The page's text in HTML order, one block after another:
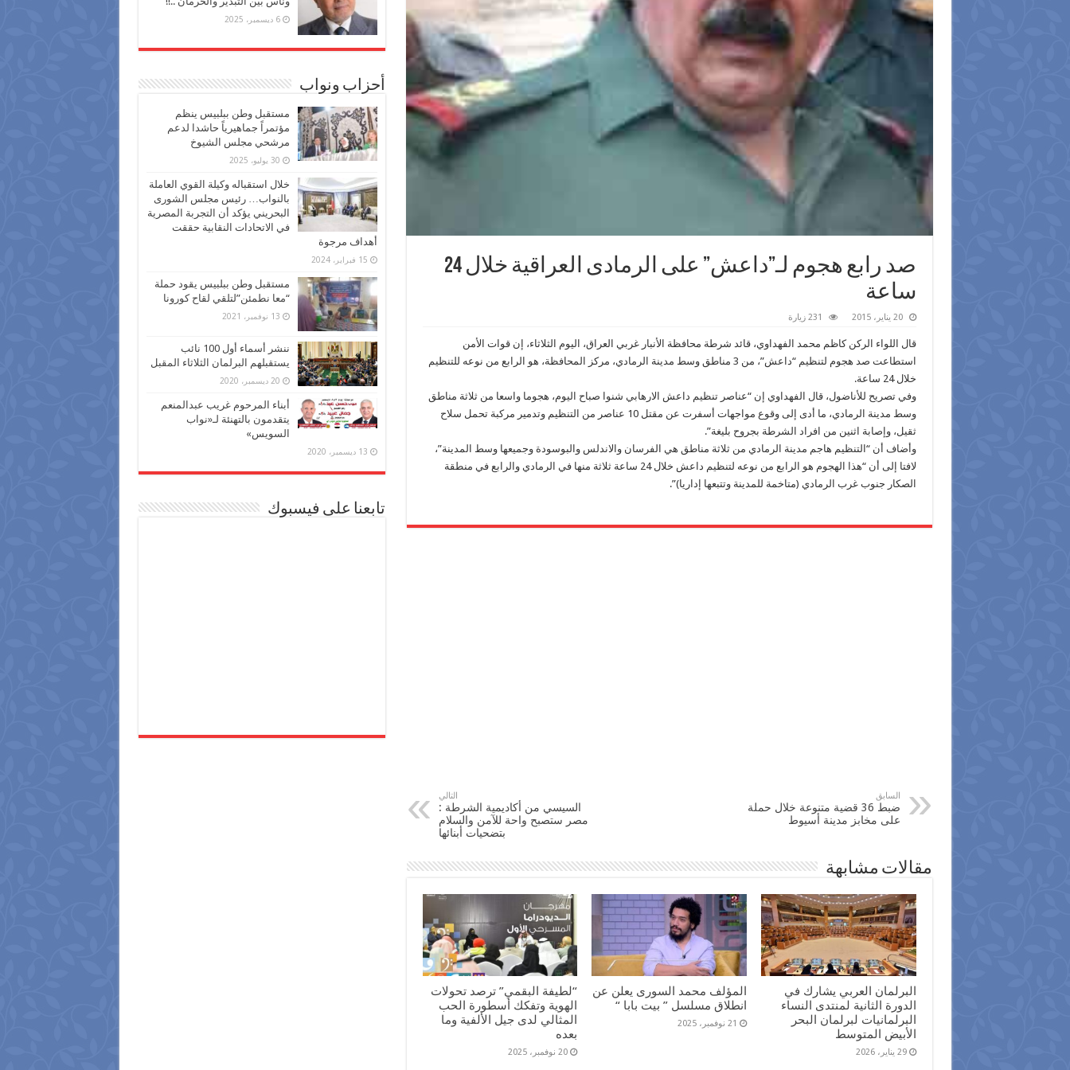
صد رابع هجوم لـ”‫‏داعش‬” على الرمادى العراقية خلال 24
ساعة
20 يناير، 2015 231 زيارة
قال اللواء الركن كاظم محمد الفهداوي، قائد شرطة محافظة الأنبار غربي العراق، اليوم الثلاثاء، إن قوات الأمن
استطاعت صد هجوم لتنظيم “داعش”، من 3 مناطق وسط مدينة الرمادي، مركز المحافظة، هو الرابع من نوعه للتنظيم
خلال 24 ساعة.
وفي تصريح للأناضول، قال الفهداوي إن “عناصر تنظيم داعش الارهابي شنوا صباح اليوم، هجوما واسعا من ثلاثة مناطق
وسط مدينة الرمادي، ما أدى إلى وقوع مواجهات أسفرت عن مقتل 10 عناصر من التنظيم وتدمير مركبة تحمل سلاح
ثقيل، وإصابة اثنين من افراد الشرطة بجروح بليغة”.
وأضاف أن “التنظيم هاجم مدينة الرمادي من ثلاثة مناطق هي الفرسان والاندلس والبوسودة وجميعها وسط المدينة”،
لافتا إلى أن “هذا الهجوم هو الرابع من نوعه لتنظيم داعش خلال 24 ساعة ثلاثة منها في الرمادي والرابع في منطقة
الصكار جنوب غرب الرمادي (متاخمة للمدينة وتتبعها إداريا)”.
السابق
ضبط 36 قضية متنوعة خلال حملة
على مخابز مدينة أسيوط
التالي
السيسي من أكاديمية الشرطة :
مصر ستصبح واحة للآمن والسلام
بتضحيات أبنائها
مقالات مشابهة
البرلمان العربي يشارك في
الدورة الثانية لمنتدى النساء
البرلمانيات لبرلمان البحر
الأبيض المتوسط
29 يناير، 2026
المؤلف محمد السورى يعلن عن
انطلاق مسلسل ” بيت بابا “
21 نوفمبر، 2025
“لطيفة البقمي” ترصد تحولات
الهوية وتفكك أسطورة الحب
المثالي لدى جيل الألفية وما
بعده
20 نوفمبر، 2025
6 ديسمبر، 2025
أحزاب ونواب
مستقبل وطن ببلبيس ينظم
مؤتمراً جماهيرياً حاشدا لدعم
مرشحي مجلس الشيوخ
30 يوليو، 2025
خلال استقباله وكيلة القوي العاملة
بالنواب… رئيس مجلس الشورى
البحريني يؤكد أن التجربة المصرية
في الاتحادات النقابية حققت
أهداف مرجوة
15 فبراير، 2024
مستقبل وطن ببلبيس يقود حملة
“معا نطمئن”لتلقي لقاح كورونا
13 نوفمبر، 2021
ننشر أسماء أول 100 نائب
يستقبلهم البرلمان الثلاثاء المقبل
20 ديسمبر، 2020
أبناء المرحوم غريب عبدالمنعم
يتقدمون بالتهنئة لـ«نواب
السويس»
13 ديسمبر، 2020
تابعنا على فيسبوك